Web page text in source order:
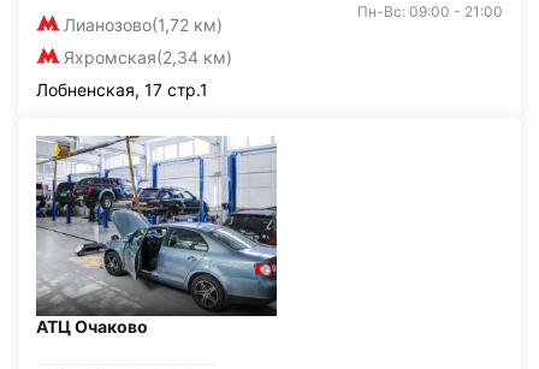
Лианозово(1,72 км)
Яхромская(2,34 км)
Пн-Вс: 09:00 - 21:00
Лобненская, 17 стр.1
АТЦ Очаково